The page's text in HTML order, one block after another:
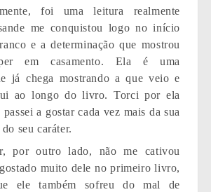
foi uma leitura realmente
me conquistou logo no início
e a determinação que mostrou
em casamento. Ela é uma
já chega mostrando a que veio e
ao longo do livro. Torci por ela
a gostar cada vez mais da sua
seu caráter.
por outro lado, não me cativou
muito dele no primeiro livro,
ele também sofreu do mal de